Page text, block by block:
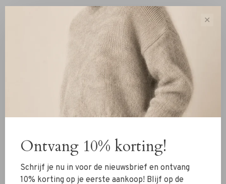
Showing 1 - 0 of 0
Shoes
Jewelry
Accessoires
✕
Ontvang 10% korting!
Schrijf je nu in voor de nieuwsbrief en ontvang
10% korting op je eerste aankoop! Blijf op de